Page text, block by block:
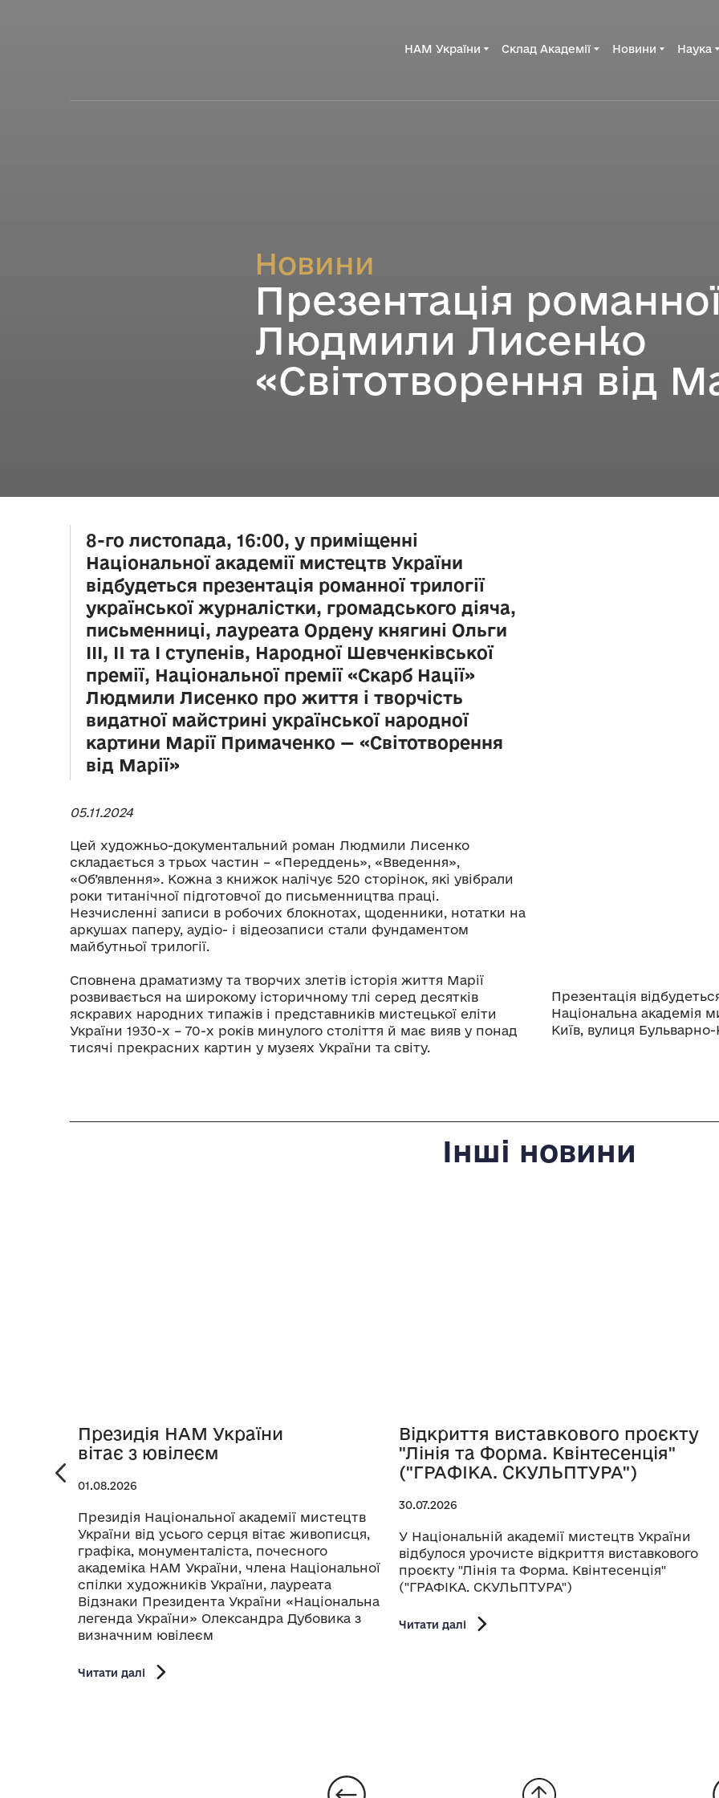
НАМ України Склад Академії Новини Наука
Новини
Презентація
Людмили Лисенко
«Світотворення від
8-го листопада, 16:00, у приміщенні
Національної академії мистецтв України
відбудеться презентація романної трилогії
української журналістки, громадського діяча,
письменниці, лауреата Ордену княгині Ольги
IІІ, II та I ступенів, Народної Шевченківської
премії, Національної премії «Скарб Нації»
Людмили Лисенко про життя і творчість
видатної майстрині української народної
картини Марії Примаченко — «Світотворення
від Марії»
05.11.2024
Цей художньо-документальний роман Людмили Лисенко
складається з трьох частин – «Переддень», «Введення»,
«Об’явлення». Кожна з книжок налічує 520 сторінок, які увібрали
роки титанічної підготовчої до письменництва праці.
Незчисленні записи в робочих блокнотах, щоденники, нотатки на
аркушах паперу, аудіо- і відеозаписи стали фундаментом
майбутньої трилогії.
Сповнена драматизму та творчих злетів історія життя Марії
розвивається на широкому історичному тлі серед десятків
яскравих народних типажів і представників мистецької еліти
України 1930-х – 70-х років минулого століття й має вияв у понад
тисячі прекрасних картин у музеях України та світу.
Презентація
Національна академія
Київ, вулиця
Інші новини
Президія НАМ України
вітає з ювілеєм
01.08.2026
Президія Національної академії мистецтв
України від усього серця вітає живописця,
графіка, монументаліста, почесного
академіка НАМ України, члена Національної
спілки художників України, лауреата
Відзнаки Президента України «Національна
легенда України» Олександра Дубовика з
визначним ювілеєм
Читати далі
Відкриття виставкового проєкту
"Лінія та Форма. Квінтесенція"
("ГРАФІКА. СКУЛЬПТУРА")
30.07.2026
У Національній академії мистецтв України
відбулося урочисте відкриття виставкового
проєкту "Лінія та Форма. Квінтесенція"
("ГРАФІКА. СКУЛЬПТУРА")
Читати далі